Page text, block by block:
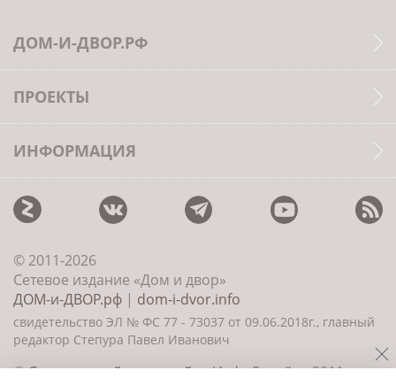
ДОМ-И-ДВОР.РФ
ПРОЕКТЫ
ИНФОРМАЦИЯ
© 2011-2026
Сетевое издание «Дом и двор»
ДОМ-и-ДВОР.рф | dom-i-dvor.info
свидетельство ЭЛ № ФС 77 - 73037 от 09.06.2018г., главный
редактор Степура Павел Иванович
©Создание сайта и дизайн«ИнфоДизайн» 2011—